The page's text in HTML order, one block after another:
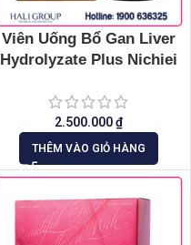
Viên Uống Bổ Gan Liver
Hydrolyzate Plus Nichiei
Viên)
2.500.000₫
THÊM VÀO GIỎ HÀNG